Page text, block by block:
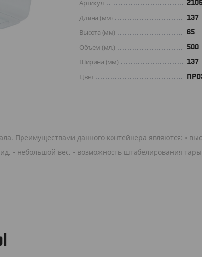
Артикул
Длина (мм) 137
Высота (мм) 65
Объем (мл.) 500
Ширина (мм) 137
Цвет
Преимуществами данного контейнера являются: •
• небольшой вес, • возможность штабелирования